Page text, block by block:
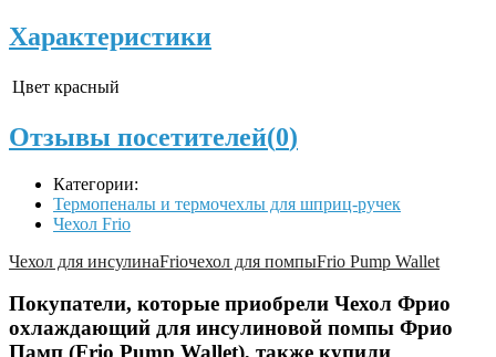
Характеристики
Цвет красный
Отзывы посетителей(0)
Категории:
Термопеналы и термочехлы для шприц-ручек
Чехол Frio
Чехол для инсулинаFrioчехол для помпыFrio Pump Wallet
Покупатели, которые приобрели Чехол Фрио
охлаждающий для инсулиновой помпы Фрио
Памп (Frio Pump Wallet), также купили